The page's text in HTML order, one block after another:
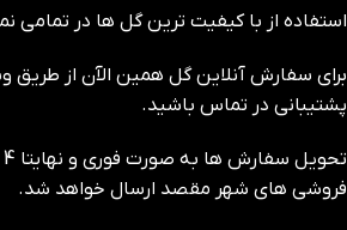
استفاده از با کیفیت ترین گل ها در تمامی
برای سفارش آنلاین گل همین الآن از طریق
پشتیبانی در تماس باشید.
فروشی های شهر مقصد ارسال خواهد شد.